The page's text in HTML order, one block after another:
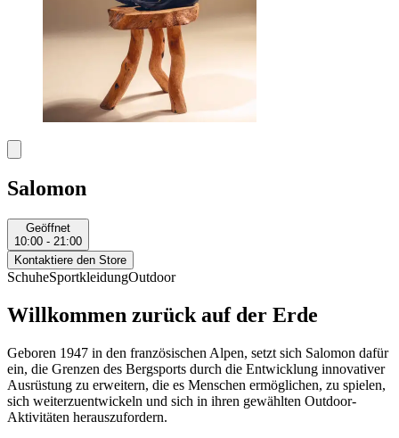
Salomon
Geöffnet
10:00 - 21:00
Kontaktiere den Store
SchuheSportkleidungOutdoor
Willkommen zurück auf der Erde
Geboren 1947 in den französischen Alpen, setzt sich Salomon dafür
ein, die Grenzen des Bergsports durch die Entwicklung innovativer
Ausrüstung zu erweitern, die es Menschen ermöglichen, zu spielen,
sich weiterzuentwickeln und sich in ihren gewählten Outdoor-
Aktivitäten herauszufordern.